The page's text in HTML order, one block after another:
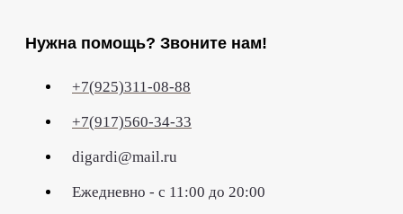
Нужна помощь? Звоните нам!
+7(925)311-08-88
+7(917)560-34-33
digardi@mail.ru
Ежедневно - с 11:00 до 20:00